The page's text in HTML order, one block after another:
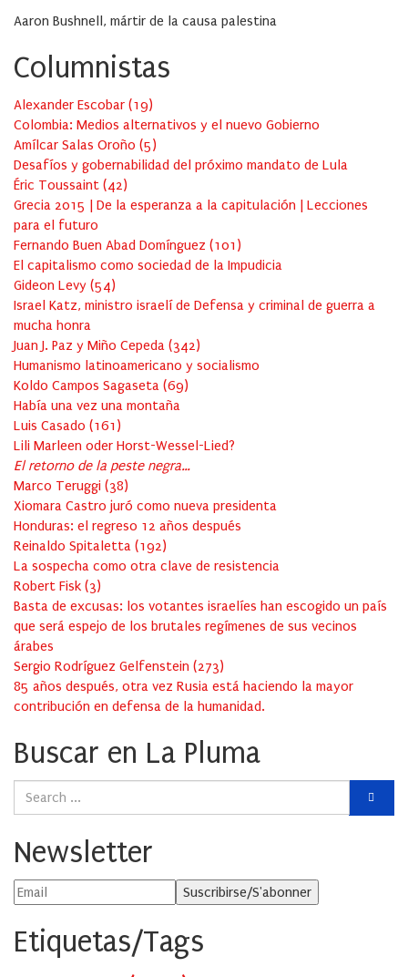
Aaron Bushnell, mártir de la causa palestina
Columnistas
Alexander Escobar (19)
Colombia: Medios alternativos y el nuevo Gobierno
Amílcar Salas Oroño (5)
Desafíos y gobernabilidad del próximo mandato de Lula
Éric Toussaint (42)
Grecia 2015 | De la esperanza a la capitulación | Lecciones
para el futuro
Fernando Buen Abad Domínguez (101 )
El capitalismo como sociedad de la Impudicia
Gideon Levy (54)
Israel Katz, ministro israelí de Defensa y criminal de guerra a
mucha honra
Juan J. Paz y Miño Cepeda (342)
Humanismo latinoamericano y socialismo
Koldo Campos Sagaseta (69)
Había una vez una montaña
Luis Casado (161 )
Lili Marleen oder Horst-Wessel-Lied?
El retorno de la peste negra…
Marco Teruggi (38)
Xiomara Castro juró como nueva presidenta
Honduras: el regreso 12 años después
Reinaldo Spitaletta (192)
La sospecha como otra clave de resistencia
Robert Fisk (3)
Basta de excusas: los votantes israelíes han escogido un país
que será espejo de los brutales regímenes de sus vecinos
árabes
Sergio Rodríguez Gelfenstein (273)
85 años después, otra vez Rusia está haciendo la mayor
contribución en defensa de la humanidad.
Buscar en La Pluma
Newsletter
Etiquetas/Tags